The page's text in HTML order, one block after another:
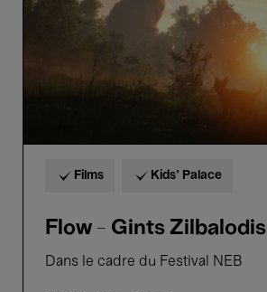
Films Kids’ Palace
Flow - Gints Zilbalodis
Dans le cadre du Festival NEB